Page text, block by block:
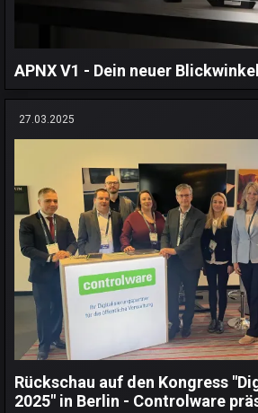
APNX V1 - Dein neuer Blickwinkel
27.03.2025
Rückschau auf den Kongress
2025" in Berlin - Controlware